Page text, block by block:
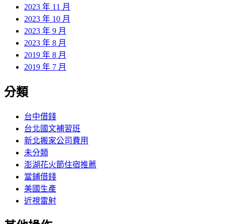
2023 年 11 月
2023 年 10 月
2023 年 9 月
2023 年 8 月
2019 年 8 月
2019 年 7 月
分類
台中借錢
台北國文補習班
新北搬家公司費用
未分類
澎湖花火節住宿推薦
當鋪借錢
美國生產
近視雷射